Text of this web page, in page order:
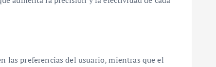
las preferencias del usuario, mientras que el